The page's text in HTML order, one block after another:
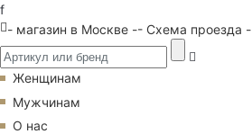
f
- магазин в Москве -- Схема проезда -
Женщинам
Мужчинам
О нас